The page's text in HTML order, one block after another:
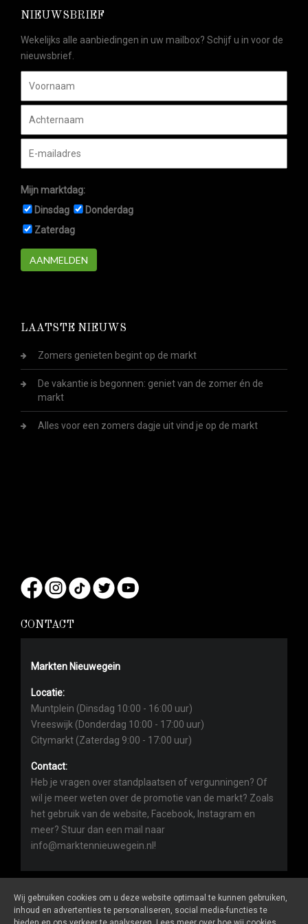
NIEUWSBRIEF
Wekelijks alle aanbiedingen in uw mailbox? Schijf u in voor de
nieuwsbrief.
Mijn marktdag:
Dinsdag
Donderdag
Zaterdag
AANMELDEN
LAATSTE NIEUWS
Zomers genieten begint op de markt
De vakantie is begonnen: geniet van de zomer én de
markt
Alles voor een zomers dagje uit vind je op de markt
CONTACT
Markten Nieuwegein
Locatie:
Muntplein (Dinsdag 10:00 - 16:00 uur)
Vreeswijk (Donderdag 10:00 - 17:00 uur)
Citymarkt (Zaterdag 9:00 - 17:00 uur)
Contact:
Heb je vragen over standplaatsen of vergunningen? Of
wil je meer weten over de promotie van de markt? Zoals
het gebruik van de website, Facebook, Instagram en
meer? Stuur dan een mail naar
info@marktennieuwegein.nl!
Wij gebruiken cookies om u deze website optimaal te kunnen gebruiken,
inhoud en advertenties te personaliseren, social media-functies te